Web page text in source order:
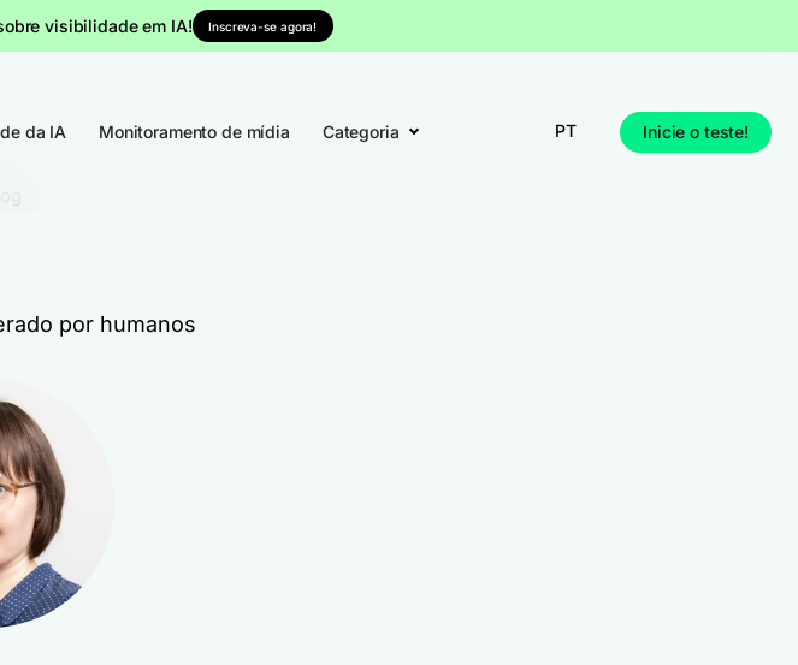
visibilidade em IA! Inscreva-se agora!
da IA Monitoramento de mídia Categoria PT Inicie o teste!
por humanos